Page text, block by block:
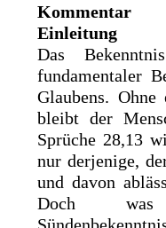
Kommentar
Einleitung
Das
fundamentaler
Glaubens.
bleibt der
Sprüche 28,13
nur derjenige,
und davon
Doch was